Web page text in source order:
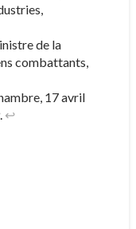
de la
combattants,
17 avril
↩︎